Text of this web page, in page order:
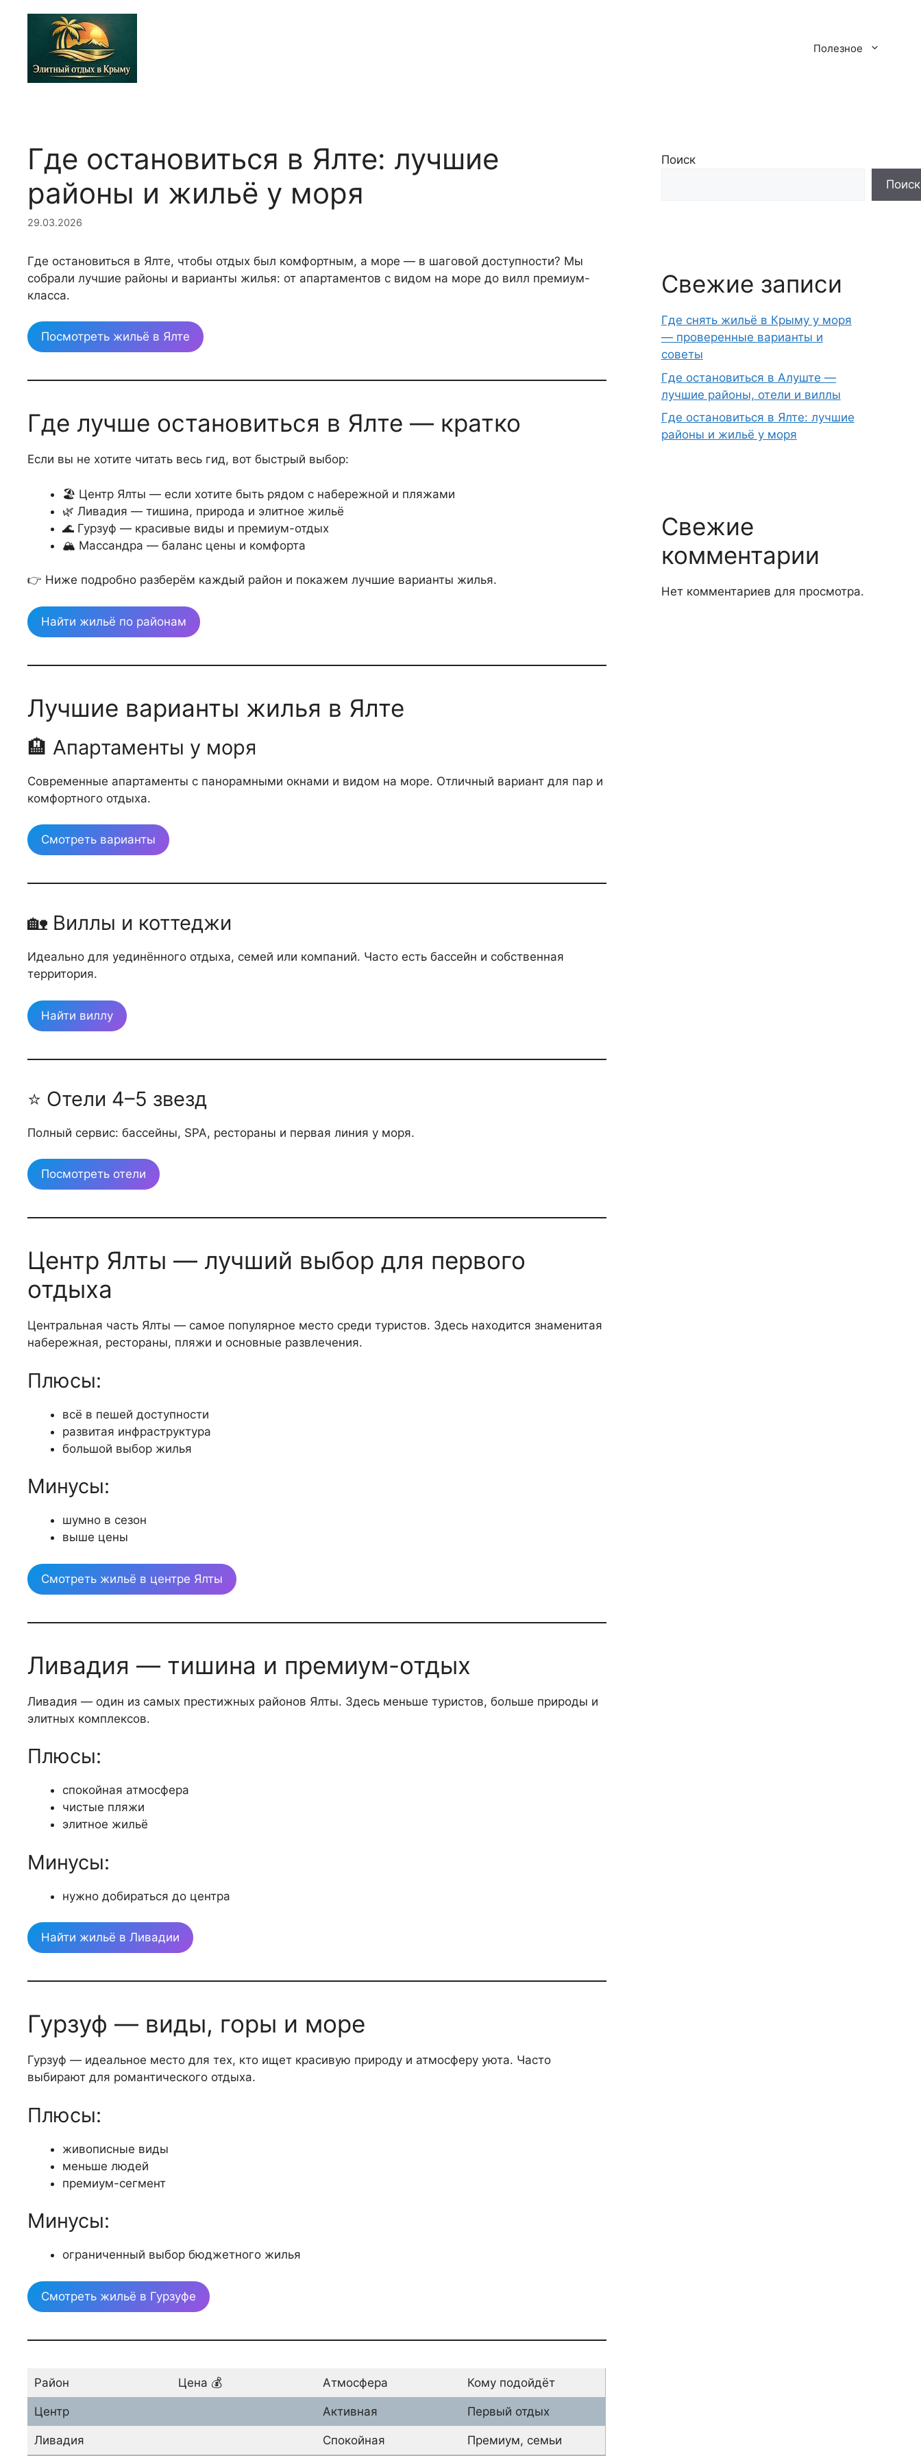
содержимому
Полезное
Где остановиться в Ялте: лучшие
районы и жильё у моря
29.03.2026
Где остановиться в Ялте, чтобы отдых был комфортным, а море — в шаговой доступности? Мы
собрали лучшие районы и варианты жилья: от апартаментов с видом на море до вилл премиум-
класса.
Посмотреть жильё в Ялте
Где лучше остановиться в Ялте — кратко
Если вы не хотите читать весь гид, вот быстрый выбор:
🏖 Центр Ялты — если хотите быть рядом с набережной и пляжами
🌿 Ливадия — тишина, природа и элитное жильё
🌊 Гурзуф — красивые виды и премиум-отдых
🏔 Массандра — баланс цены и комфорта
👉 Ниже подробно разберём каждый район и покажем лучшие варианты жилья.
Найти жильё по районам
Лучшие варианты жилья в Ялте
🏨 Апартаменты у моря
Современные апартаменты с панорамными окнами и видом на море. Отличный вариант для пар и
комфортного отдыха.
Смотреть варианты
🏡 Виллы и коттеджи
Идеально для уединённого отдыха, семей или компаний. Часто есть бассейн и собственная
территория.
Найти виллу
⭐ Отели 4–5 звезд
Полный сервис: бассейны, SPA, рестораны и первая линия у моря.
Посмотреть отели
Центр Ялты — лучший выбор для первого
отдыха
Центральная часть Ялты — самое популярное место среди туристов. Здесь находится знаменитая
набережная, рестораны, пляжи и основные развлечения.
Плюсы:
всё в пешей доступности
развитая инфраструктура
большой выбор жилья
Минусы:
шумно в сезон
выше цены
Смотреть жильё в центре Ялты
Ливадия — тишина и премиум-отдых
Ливадия — один из самых престижных районов Ялты. Здесь меньше туристов, больше природы и
элитных комплексов.
Плюсы:
спокойная атмосфера
чистые пляжи
элитное жильё
Минусы:
нужно добираться до центра
Найти жильё в Ливадии
Гурзуф — виды, горы и море
Гурзуф — идеальное место для тех, кто ищет красивую природу и атмосферу уюта. Часто
выбирают для романтического отдыха.
Плюсы:
живописные виды
меньше людей
премиум-сегмент
Минусы:
ограниченный выбор бюджетного жилья
Смотреть жильё в Гурзуфе
Район Цена 💰 Атмосфера Кому подойдёт
Центр Активная Первый отдых
Ливадия Спокойная Премиум, семьи
Поиск
Поиск
Свежие записи
Где снять жильё в Крыму у моря
— проверенные варианты и
советы
Где остановиться в Алуште —
лучшие районы, отели и виллы
Где остановиться в Ялте: лучшие
районы и жильё у моря
Свежие
комментарии
Нет комментариев для просмотра.